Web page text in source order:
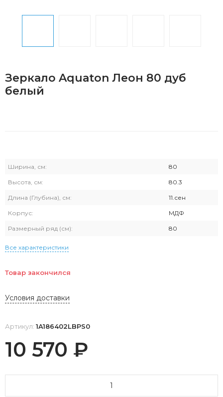
Зеркало Aquaton Леон 80 дуб
белый
Ширина, см: 80
Высота, см: 80.3
Длина (Глубина), см: 11.сен
Корпус: МДФ
Размерный ряд (см): 80
Все характеристики
Товар закончился
Условия доставки
Артикул: 1A186402LBPS0
10 570 ₽